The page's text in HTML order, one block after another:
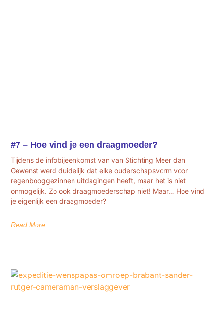
#7 – Hoe vind je een draagmoeder?
Tijdens de infobijeenkomst van van Stichting Meer dan
Gewenst werd duidelijk dat elke ouderschapsvorm voor
regenbooggezinnen uitdagingen heeft, maar het is niet
onmogelijk. Zo ook draagmoederschap niet! Maar… Hoe vind
je eigenlijk een draagmoeder?
Read More